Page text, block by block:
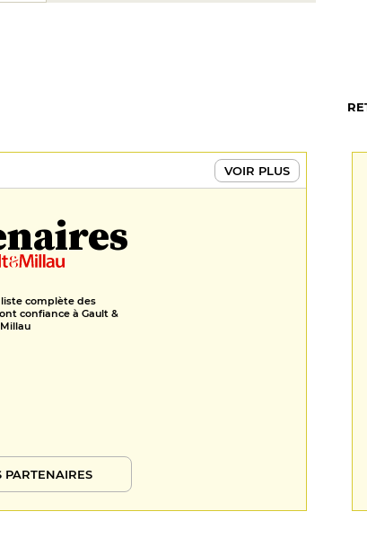
VOIR PLUS
liste complète des
confiance à Gault &
Millau
PARTENAIRES